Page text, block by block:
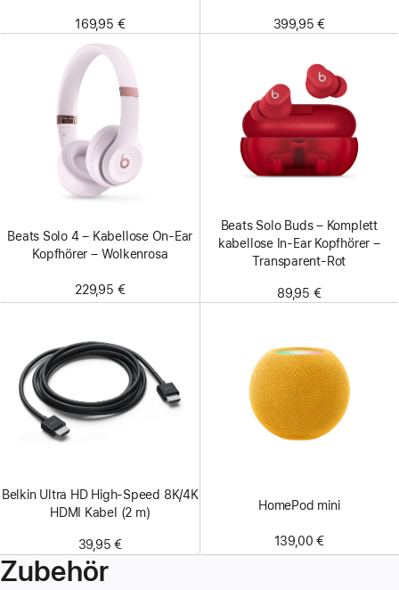
169,95 € 399,95 €
Beats Solo 4 – Kabellose On‑Ear
Kopfhörer – Wolkenrosa
229,95 €
Beats Solo Buds – Komplett
kabellose In-Ear Kopfhörer –
Transparent-Rot
89,95 €
Belkin Ultra HD High-Speed 8K/4K
HDMI Kabel (2 m)
39,95 €
HomePod mini
139,00 €
Zubehör